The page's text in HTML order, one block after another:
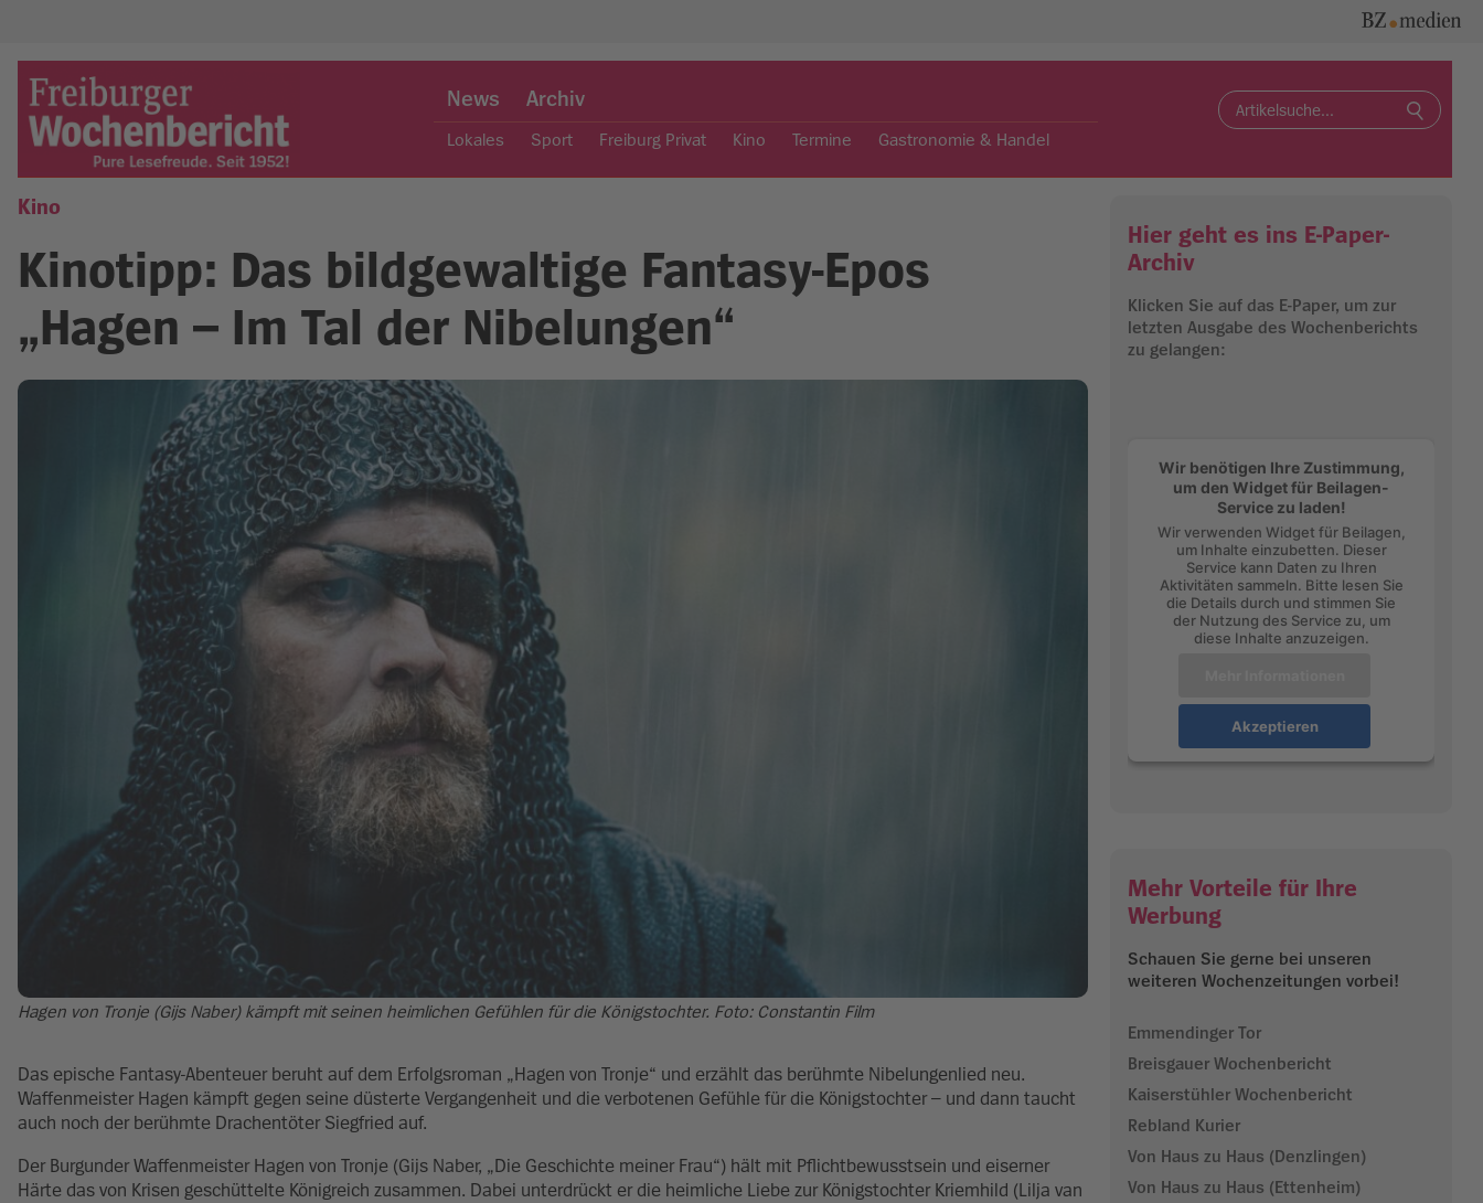
content
Freiburger Wochenbericht
News Archiv
Lokales Sport Freiburg Privat Kino Termine Gastronomie & Handel
Search
for:
Kino
Kinotipp: Das bildgewaltige Fantasy-Epos
„Hagen – Im Tal der Nibelungen“
Hagen von Tronje (Gijs Naber) kämpft mit seinen heimlichen Gefühlen für die Königstochter. Foto: Constantin Film
Das epische Fantasy-Abenteuer beruht auf dem Erfolgsroman „Hagen von Tronje“ und erzählt das berühmte Nibelungenlied neu.
Waffenmeister Hagen kämpft gegen seine düsterte Vergangenheit und die verbotenen Gefühle für die Königstochter – und dann taucht
auch noch der berühmte Drachentöter Siegfried auf.
Der Burgunder Waffenmeister Hagen von Tronje (Gijs Naber, „Die Geschichte meiner Frau“) hält mit Pflichtbewusstsein und eiserner
Härte das von Krisen geschüttelte Königreich zusammen. Dabei unterdrückt er die heimliche Liebe zur Königstochter Kriemhild (Lilja van
Hier geht es ins E-Paper-
Archiv
Klicken Sie auf das E-Paper, um zur
letzten Ausgabe des Wochenberichts
zu gelangen:
Wir benötigen Ihre Zustimmung,
um den Widget für Beilagen-
Service zu laden!
Wir verwenden Widget für Beilagen,
um Inhalte einzubetten. Dieser
Service kann Daten zu Ihren
Aktivitäten sammeln. Bitte lesen Sie
die Details durch und stimmen Sie
der Nutzung des Service zu, um
diese Inhalte anzuzeigen.
Akzeptieren
Mehr Vorteile für Ihre
Werbung
Schauen Sie gerne bei unseren
weiteren Wochenzeitungen vorbei!
Emmendinger Tor
Breisgauer Wochenbericht
Kaiserstühler Wochenbericht
Rebland Kurier
Von Haus zu Haus (Denzlingen)
Von Haus zu Haus (Ettenheim)